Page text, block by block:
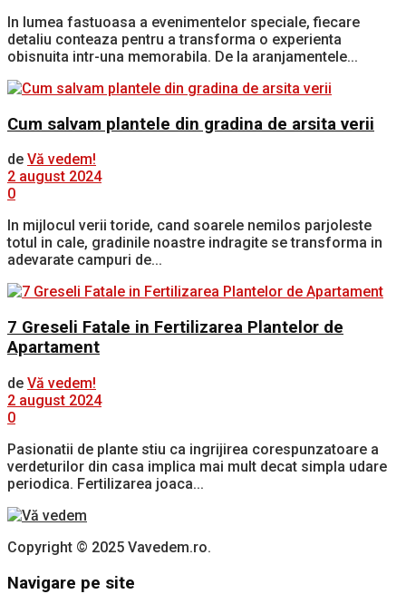
In lumea fastuoasa a evenimentelor speciale, fiecare
detaliu conteaza pentru a transforma o experienta
obisnuita intr-una memorabila. De la aranjamentele...
Cum salvam plantele din gradina de arsita verii
de Vă vedem!
2 august 2024
0
In mijlocul verii toride, cand soarele nemilos parjoleste
totul in cale, gradinile noastre indragite se transforma in
adevarate campuri de...
7 Greseli Fatale in Fertilizarea Plantelor de
Apartament
de Vă vedem!
2 august 2024
0
Pasionatii de plante stiu ca ingrijirea corespunzatoare a
verdeturilor din casa implica mai mult decat simpla udare
periodica. Fertilizarea joaca...
Copyright © 2025 Vavedem.ro.
Navigare pe site